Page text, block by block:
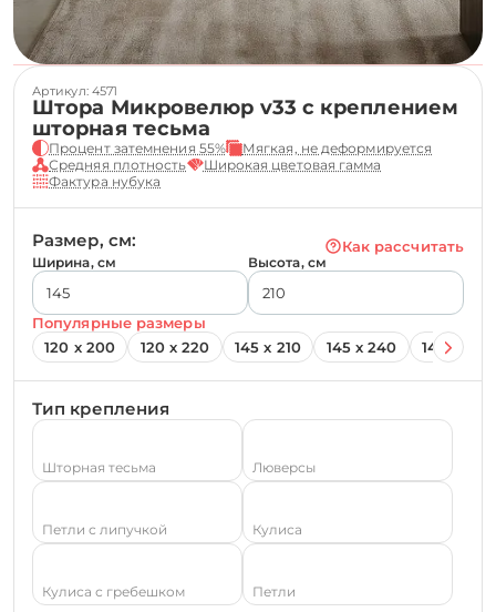
Артикул: 4571
Штора Микровелюр v33 с креплением
шторная тесьма
Процент затемнения 55%
Мягкая, не деформируется
Средняя плотность
Широкая цветовая гамма
Фактура нубука
Размер, см: Как рассчитать
Ширина, см Высота, см
Популярные размеры
120 х 200
120 х 220 145 х 210 145 х 240 145 х 260
Тип крепления
Шторная тесьма Люверсы
Петли с липучкой Кулиса
Кулиса с гребешком Петли